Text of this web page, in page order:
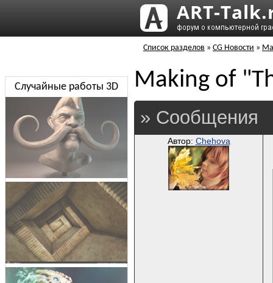
Список разделов » CG Новости »
Making of
» Сообщения
Автор: Chehova
Случайные работы 3D